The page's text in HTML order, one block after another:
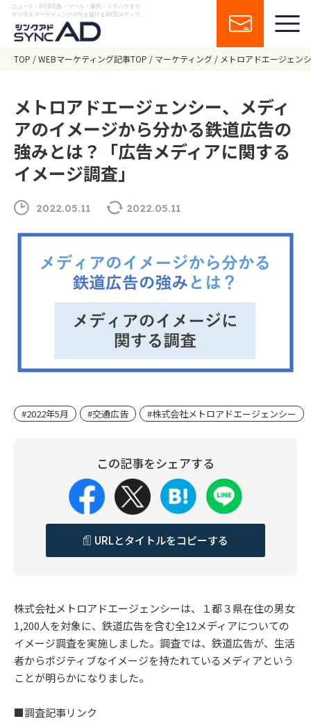
ニュース・WEB広告・ツール・事例・ノウハウまで
デジタルマーケティングの今を届けるWEBメディア
TOP WEBマーケティング記事TOP マーケティング メトロアドエージェン
メトロアドエージェンシー、メディ
アのイメージから分かる鉄道広告の
強みとは？「広告メディアに関する
イメージ調査」
2022.05.11 2022.05.11
#2022年5月 #交通広告 #株式会社メトロアドエージェンシー
この記事をシェアする
URLとタイトルをコピーする
株式会社メトロアドエージェンシーは、１都３県在住の男女
1,200人を対象に、鉄道広告を含む全12メディアについての
イメージ調査を実施しました。調査では、鉄道広告が、生活
者からポジティブなイメージを持たれているメディアという
ことが明らかになりました。
■調査記事リンク